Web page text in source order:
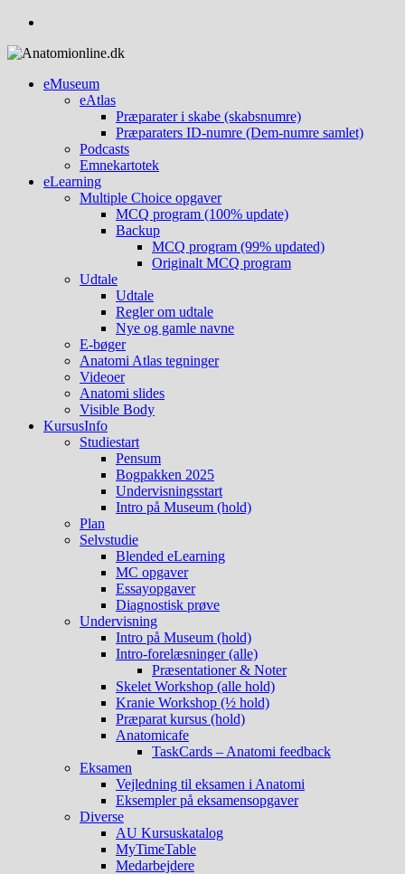
eMuseum
eAtlas
Præparater i skabe (skabsnumre)
Præparaters ID-numre (Dem-numre samlet)
Podcasts
Emnekartotek
eLearning
Multiple Choice opgaver
MCQ program (100% update)
Backup
MCQ program (99% updated)
Originalt MCQ program
Udtale
Udtale
Regler om udtale
Nye og gamle navne
E-bøger
Anatomi Atlas tegninger
Videoer
Anatomi slides
Visible Body
KursusInfo
Studiestart
Pensum
Bogpakken 2025
Undervisningsstart
Intro på Museum (hold)
Plan
Selvstudie
Blended eLearning
MC opgaver
Essayopgaver
Diagnostisk prøve
Undervisning
Intro på Museum (hold)
Intro-forelæsninger (alle)
Præsentationer & Noter
Skelet Workshop (alle hold)
Kranie Workshop (½ hold)
Præparat kursus (hold)
Anatomicafe
TaskCards – Anatomi feedback
Eksamen
Vejledning til eksamen i Anatomi
Eksempler på eksamensopgaver
Diverse
AU Kursuskatalog
MyTimeTable
Medarbejdere